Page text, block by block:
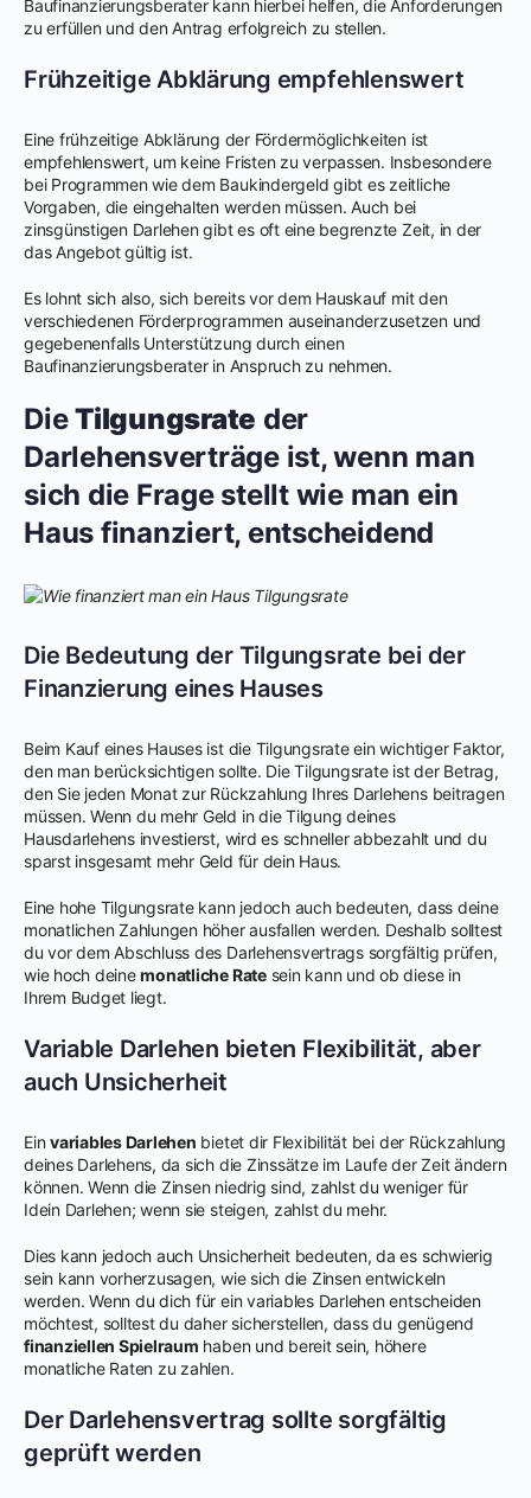
Baufinanzierungsberater kann hierbei helfen, die Anforderungen
zu erfüllen und den Antrag erfolgreich zu stellen.
Frühzeitige Abklärung empfehlenswert
Eine frühzeitige Abklärung der Fördermöglichkeiten ist
empfehlenswert, um keine Fristen zu verpassen. Insbesondere
bei Programmen wie dem Baukindergeld gibt es zeitliche
Vorgaben, die eingehalten werden müssen. Auch bei
zinsgünstigen Darlehen gibt es oft eine begrenzte Zeit, in der
das Angebot gültig ist.
Es lohnt sich also, sich bereits vor dem Hauskauf mit den
verschiedenen Förderprogrammen auseinanderzusetzen und
gegebenenfalls Unterstützung durch einen
Baufinanzierungsberater in Anspruch zu nehmen.
DieTilgungsrate der
Darlehensverträge ist, wenn man
sich die Frage stellt wie man ein
Haus finanziert, entscheidend
Die Bedeutung der Tilgungsrate bei der
Finanzierung eines Hauses
Beim Kauf eines Hauses ist die Tilgungsrate ein wichtiger Faktor,
den man berücksichtigen sollte. Die Tilgungsrate ist der Betrag,
den Sie jeden Monat zur Rückzahlung Ihres Darlehens beitragen
müssen. Wenn du mehr Geld in die Tilgung deines
Hausdarlehens investierst, wird es schneller abbezahlt und du
sparst insgesamt mehr Geld für dein Haus.
Eine hohe Tilgungsrate kann jedoch auch bedeuten, dass deine
monatlichen Zahlungen höher ausfallen werden. Deshalb solltest
du vor dem Abschluss des Darlehensvertrags sorgfältig prüfen,
wie hoch deinemonatliche Ratesein kann und ob diese in
Ihrem Budget liegt.
Variable Darlehen bieten Flexibilität, aber
auch Unsicherheit
Einvariables Darlehen bietet dir Flexibilität bei der Rückzahlung
deines Darlehens, da sich die Zinssätze im Laufe der Zeit ändern
können. Wenn die Zinsen niedrig sind, zahlst du weniger für
Idein Darlehen; wenn sie steigen, zahlst du mehr.
Dies kann jedoch auch Unsicherheit bedeuten, da es schwierig
sein kann vorherzusagen, wie sich die Zinsen entwickeln
werden. Wenn du dich für ein variables Darlehen entscheiden
möchtest, solltest du daher sicherstellen, dass du genügend
finanziellen Spielraum haben und bereit sein, höhere
monatliche Raten zu zahlen.
Der Darlehensvertrag sollte sorgfältig
geprüft werden